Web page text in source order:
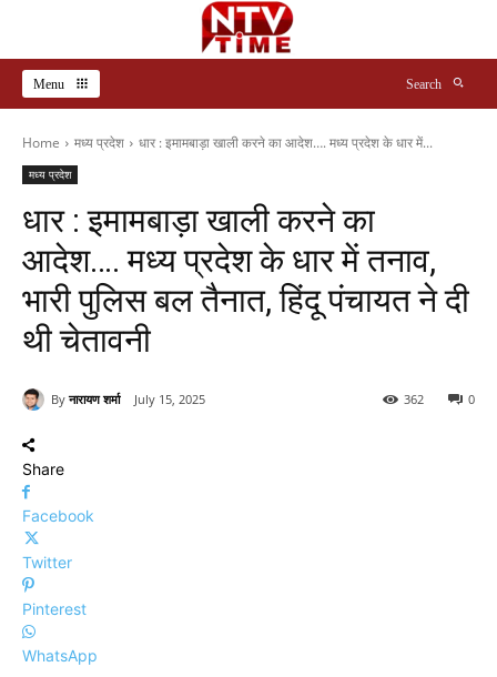
Menu Search
Home मध्य प्रदेश धार : इमामबाड़ा खाली करने का आदेश…. मध्य प्रदेश के धार में...
मध्य प्रदेश
धार : इमामबाड़ा खाली करने का
आदेश…. मध्य प्रदेश के धार में तनाव,
भारी पुलिस बल तैनात, हिंदू पंचायत ने दी
थी चेतावनी
By नारायण शर्मा July 15, 2025 0
362
Share
Facebook
Twitter
Pinterest
WhatsApp